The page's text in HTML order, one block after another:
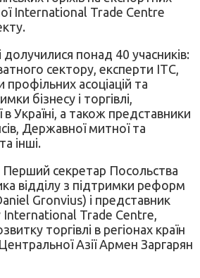
International Trade Centre
долучилися понад 40 учасників:
сектору, експерти ІТС,
профільних асоціацій та
бізнесу і торгівлі,
Україні, а також представники
Державної митної та
інші.
Перший секретар Посольства
відділу з підтримки реформ
Gronvius) і представник
International Trade Centre,
торгівлі в регіонах країн
Азії Армен Заргарян